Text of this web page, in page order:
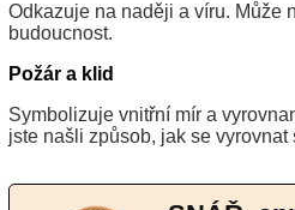
Odkazuje na naději a víru. Může
budoucnost.
Požár a klid
Symbolizuje vnitřní mír a
jste našli způsob, jak se vyrovnat